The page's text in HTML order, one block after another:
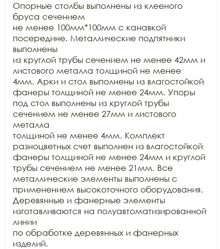
Опорные столбы выполнены из клееного
бруса сечением
не менее 100мм*100мм с канавкой
посередине. Металлические подпятники
выполнены
из круглой трубы сечением не менее 42мм и
листового металла толщиной не менее
4мм. Арки и стол выполнены из влагостойкой
фанеры толщиной не менее 24мм. Упоры
под стол выполнены из круглой трубы
сечением не менее 27мм и листового
металла
толщиной не менее 4мм. Комплект
разноцветных счет выполнен из влагостойкой
фанеры толщиной не менее 24мм и круглой
трубы сечением не менее 21мм. Все
металлические элементы выполнены с
применением высокоточного оборудования.
Деревянные и фанерные элементы
изготавливаются на полуавтоматизированной
линии
по обработке деревянных и фанерных
изделий.